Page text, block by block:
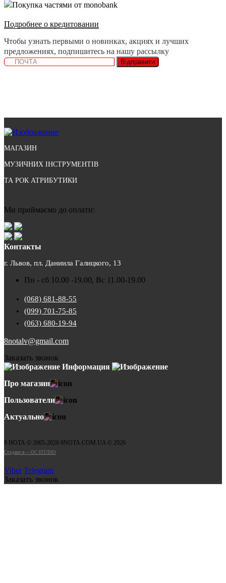
Покупка частями от monobank
Подробнее о кредитовании
Чтобы узнать первыми о новинках, акциях и лучших
предложениях, подпишитесь на нашу рассылку
Відправити
МАГАЗИН
МУЗИЧНИХ ІНСТРУМЕНТІВ
ТА РОК АТРИБУТИКИ
Ми приймаємо до оплати:
Контакты
г. Львов, пл. Даниила Галицкого, 13
Пн - сб 10.00 -19.00, Вс 11.00-19.00
(068) 681-88-55
(099) 701-75-85
(063) 680-19-94
8notalv@gmail.com
Заказать звонок
Информация
Про магазин
Пользователи
Актуально
8 НОТА © 2005-2026 8NOTA.COM.UA © 2026
Создано в — OC STUDIO
Viber Telegram
Заказать звонок